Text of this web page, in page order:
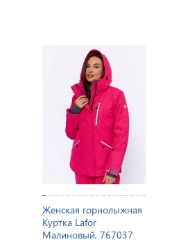
Женская горнолыжная
Куртка Lafor
Малиновый, 767037